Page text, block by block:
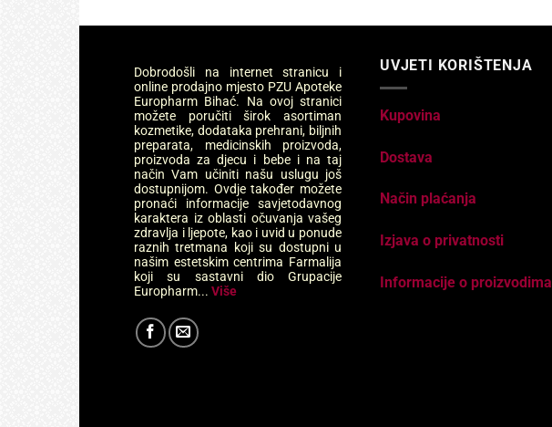
Dobrodošli na internet stranicu i
online prodajno mjesto PZU Apoteke
Europharm Bihać. Na ovoj stranici
možete poručiti širok asortiman
kozmetike, dodataka prehrani, biljnih
preparata, medicinskih proizvoda,
proizvoda za djecu i bebe i na taj
način Vam učiniti našu uslugu još
dostupnijom. Ovdje također možete
pronaći informacije savjetodavnog
karaktera iz oblasti očuvanja vašeg
zdravlja i ljepote, kao i uvid u ponude
raznih tretmana koji su dostupni u
našim estetskim centrima Farmalija
koji su sastavni dio Grupacije
Europharm... Više
UVJETI KORIŠTENJA
Kupovina
Dostava
Način plaćanja
Izjava o privatnosti
Informacije o proizvodima